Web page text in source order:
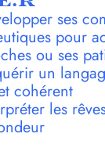
ses
pour
ou ses
un
cohérent
les